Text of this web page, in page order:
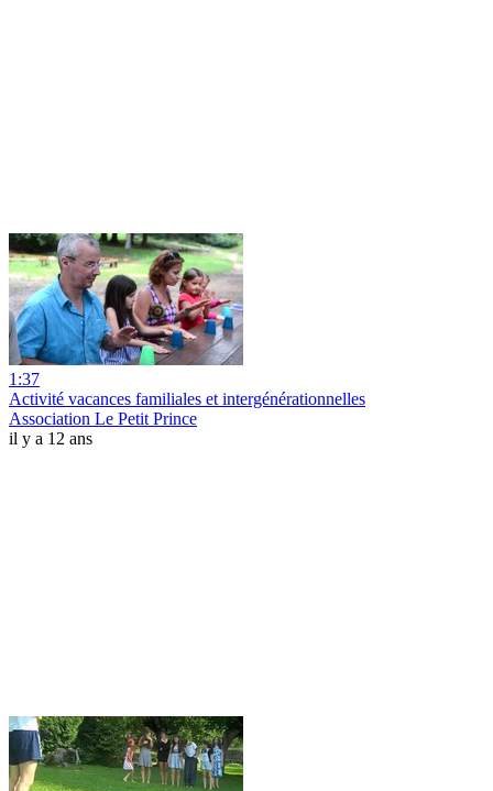
1:37
Activité vacances familiales et intergénérationnelles
Association Le Petit Prince
il y a 12 ans